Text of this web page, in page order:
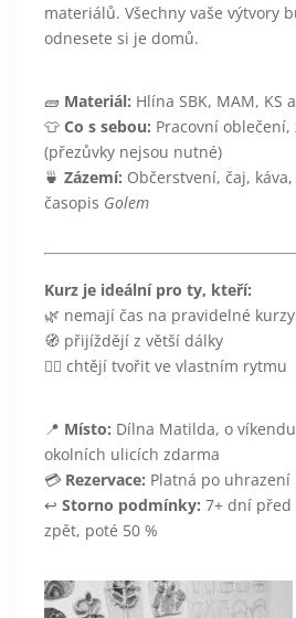
materiálů. Všechny vaše výtvory
odnesete si je domů.
🧱 Materiál: Hlína SBK, MAM, KS
👕 Co s sebou: Pracovní
(přezůvky nejsou nutné)
🍵 Zázemí: Občerstvení, čaj,
časopis Golem
Kurz je ideální pro ty, kteří:
🌿 nemají čas na pravidelné kurzy
🧭 přijíždějí z větší dálky
🧘‍♀️ chtějí tvořit ve vlastním rytmu
📍 Místo: Dílna Matilda, o
okolních ulicích zdarma
💳 Rezervace: Platná po uhrazení
↩️ Storno podmínky: 7+ dní před
zpět, poté 50 %